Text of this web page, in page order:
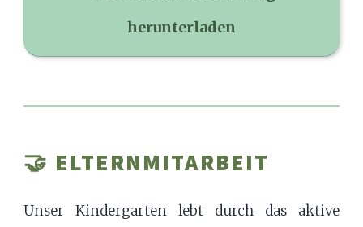
herunterladen
🤝 ELTERNMITARBEIT
Unser Kindergarten lebt durch das aktive